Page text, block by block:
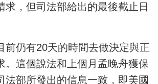
求，但司法部給出的最後截止日
前仍有20天的時間去做決定與正
。這個說法和上個月孟晚舟獲保
法部所發出的信息一致，即美國